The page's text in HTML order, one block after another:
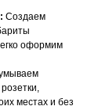
Создаем
оформим
местах и без